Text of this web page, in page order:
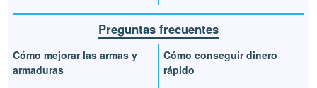
Preguntas frecuentes
Cómo mejorar las armas y
armaduras
Cómo conseguir dinero
rápido